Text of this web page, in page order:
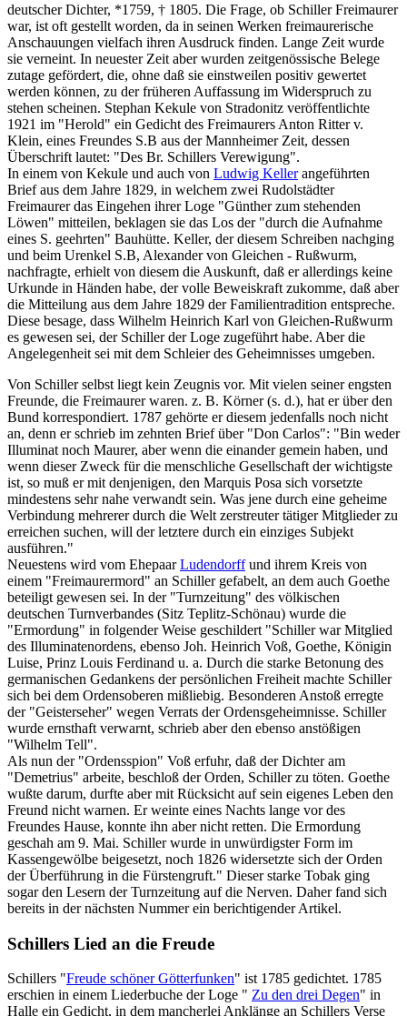
deutscher Dichter, *1759, † 1805. Die Frage, ob Schiller Freimaurer
war, ist oft gestellt worden, da in seinen Werken freimaurerische
Anschauungen vielfach ihren Ausdruck finden. Lange Zeit wurde
sie verneint. In neuester Zeit aber wurden zeitgenössische Belege
zutage gefördert, die, ohne daß sie einstweilen positiv gewertet
werden können, zu der früheren Auffassung im Widerspruch zu
stehen scheinen. Stephan Kekule von Stradonitz veröffentlichte
1921 im "Herold" ein Gedicht des Freimaurers Anton Ritter v.
Klein, eines Freundes S.B aus der Mannheimer Zeit, dessen
Überschrift lautet: "Des Br. Schillers Verewigung".
In einem von Kekule und auch von Ludwig Kellerangeführten
Brief aus dem Jahre 1829, in welchem zwei Rudolstädter
Freimaurer das Eingehen ihrer Loge "Günther zum stehenden
Löwen" mitteilen, beklagen sie das Los der "durch die Aufnahme
eines S. geehrten" Bauhütte. Keller, der diesem Schreiben nachging
und beim Urenkel S.B, Alexander von Gleichen - Rußwurm,
nachfragte, erhielt von diesem die Auskunft, daß er allerdings keine
Urkunde in Händen habe, der volle Beweiskraft zukomme, daß aber
die Mitteilung aus dem Jahre 1829 der Familientradition entspreche.
Diese besage, dass Wilhelm Heinrich Karl von Gleichen-Rußwurm
es gewesen sei, der Schiller der Loge zugeführt habe. Aber die
Angelegenheit sei mit dem Schleier des Geheimnisses umgeben.
Von Schiller selbst liegt kein Zeugnis vor. Mit vielen seiner engsten
Freunde, die Freimaurer waren. z. B. Körner (s. d.), hat er über den
Bund korrespondiert. 1787 gehörte er diesem jedenfalls noch nicht
an, denn er schrieb im zehnten Brief über "Don Carlos": "Bin weder
Illuminat noch Maurer, aber wenn die einander gemein haben, und
wenn dieser Zweck für die menschliche Gesellschaft der wichtigste
ist, so muß er mit denjenigen, den Marquis Posa sich vorsetzte
mindestens sehr nahe verwandt sein. Was jene durch eine geheime
Verbindung mehrerer durch die Welt zerstreuter tätiger Mitglieder zu
erreichen suchen, will der letztere durch ein einziges Subjekt
ausführen."
Neuestens wird vom EhepaarLudendorffund ihrem Kreis von
einem "Freimaurermord" an Schiller gefabelt, an dem auch Goethe
beteiligt gewesen sei. In der "Turnzeitung" des völkischen
deutschen Turnverbandes (Sitz Teplitz-Schönau) wurde die
"Ermordung" in folgender Weise geschildert "Schiller war Mitglied
des Illuminatenordens, ebenso Joh. Heinrich Voß, Goethe, Königin
Luise, Prinz Louis Ferdinand u. a. Durch die starke Betonung des
germanischen Gedankens der persönlichen Freiheit machte Schiller
sich bei dem Ordensoberen mißliebig. Besonderen Anstoß erregte
der "Geisterseher" wegen Verrats der Ordensgeheimnisse. Schiller
wurde ernsthaft verwarnt, schrieb aber den ebenso anstößigen
"Wilhelm Tell".
Als nun der "Ordensspion" Voß erfuhr, daß der Dichter am
"Demetrius" arbeite, beschloß der Orden, Schiller zu töten. Goethe
wußte darum, durfte aber mit Rücksicht auf sein eigenes Leben den
Freund nicht warnen. Er weinte eines Nachts lange vor des
Freundes Hause, konnte ihn aber nicht retten. Die Ermordung
geschah am 9. Mai. Schiller wurde in unwürdigster Form im
Kassengewölbe beigesetzt, noch 1826 widersetzte sich der Orden
der Überführung in die Fürstengruft." Dieser starke Tobak ging
sogar den Lesern der Turnzeitung auf die Nerven. Daher fand sich
bereits in der nächsten Nummer ein berichtigender Artikel.
Schillers Lied an die Freude
Schillers "Freude schöner Götterfunken" ist 1785 gedichtet. 1785
erschien in einem Liederbuche der Loge " Zu den drei Degen" in
Halle ein Gedicht, in dem mancherlei Anklänge an Schillers Verse